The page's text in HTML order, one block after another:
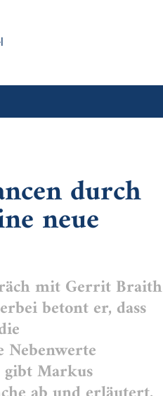
durch
neue
mit Gerrit Braith
betont er, dass
Markus